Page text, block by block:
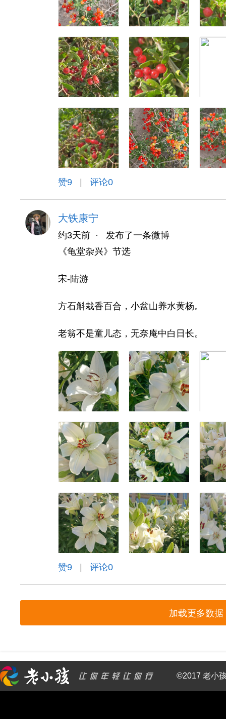
赞9 评论0
大铁康宁
约3天前 ·
发布了一条微博
《龟堂杂兴》节选
宋-陆游
方石斛栽香百合，小盆山养水黄杨。
老翁不是童儿态，无奈庵中白日长。
赞9 评论0
加载更多数据
©2017 老小